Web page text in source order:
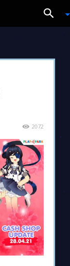
2072